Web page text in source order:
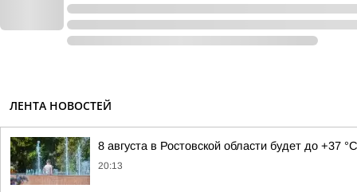
ЛЕНТА НОВОСТЕЙ
8 августа в Ростовской области будет до +37 °C
20:13